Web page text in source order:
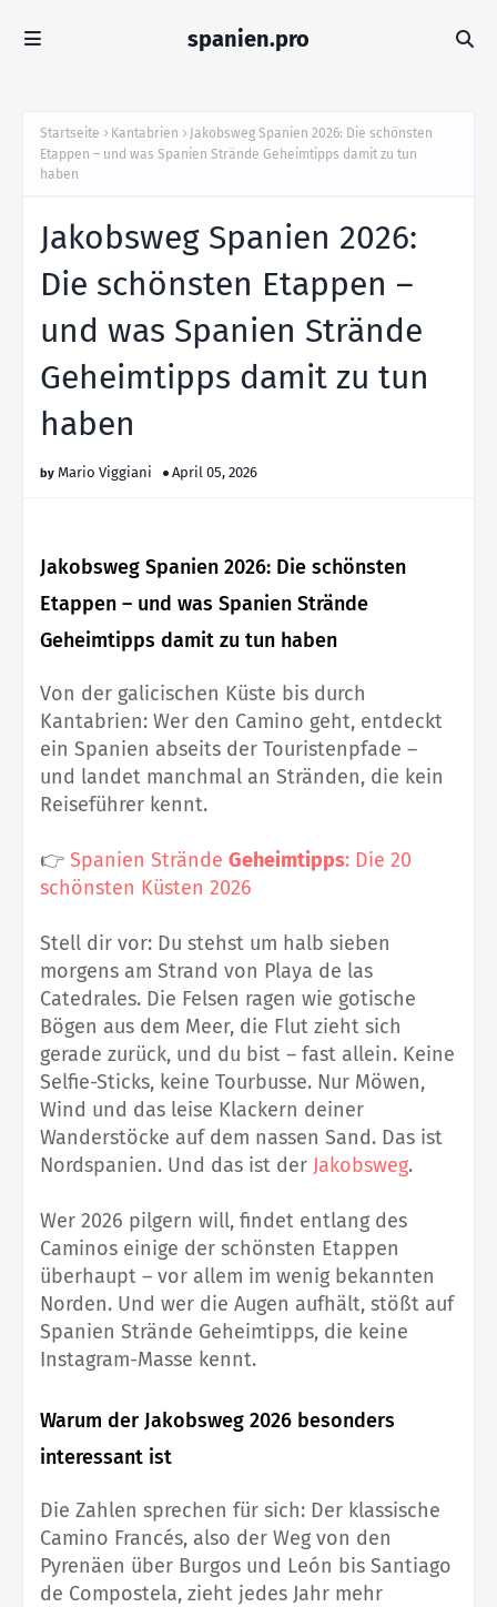
spanien.pro
Startseite Kantabrien
Jakobsweg Spanien 2026: Die schönsten
Etappen – und was Spanien Strände Geheimtipps damit zu tun
haben
Jakobsweg Spanien 2026:
Die schönsten Etappen –
und was Spanien Strände
Geheimtipps damit zu tun
haben
Mario Viggiani April 05, 2026
Jakobsweg Spanien 2026: Die schönsten
Etappen – und was Spanien Strände
Geheimtipps damit zu tun haben
Von der galicischen Küste bis durch
Kantabrien: Wer den Camino geht, entdeckt
ein Spanien abseits der Touristenpfade –
und landet manchmal an Stränden, die kein
Reiseführer kennt.
👉 Spanien Strände Geheimtipps: Die 20
schönsten Küsten 2026
Stell dir vor: Du stehst um halb sieben
morgens am Strand von Playa de las
Catedrales. Die Felsen ragen wie gotische
Bögen aus dem Meer, die Flut zieht sich
gerade zurück, und du bist – fast allein. Keine
Selfie-Sticks, keine Tourbusse. Nur Möwen,
Wind und das leise Klackern deiner
Wanderstöcke auf dem nassen Sand. Das ist
Nordspanien. Und das ist der Jakobsweg.
Wer 2026 pilgern will, findet entlang des
Caminos einige der schönsten Etappen
überhaupt – vor allem im wenig bekannten
Norden. Und wer die Augen aufhält, stößt auf
Spanien Strände Geheimtipps, die keine
Instagram-Masse kennt.
Warum der Jakobsweg 2026 besonders
interessant ist
Die Zahlen sprechen für sich: Der klassische
Camino Francés, also der Weg von den
Pyrenäen über Burgos und León bis Santiago
de Compostela, zieht jedes Jahr mehr